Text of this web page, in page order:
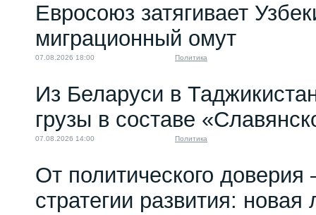
Евросоюз затягивает
миграционный омут
07.08.2026 18:00 Политика
Из Беларуси в
грузы в составе
07.08.2026 14:00 Политика
От политического
стратегии развития: новая